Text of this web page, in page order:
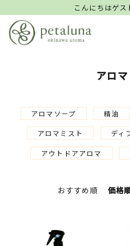
こんにちはゲス
アロマ
アロマソープ 精油
アロマミスト
ディ
アウトドアアロマ
おすすめ順 価格